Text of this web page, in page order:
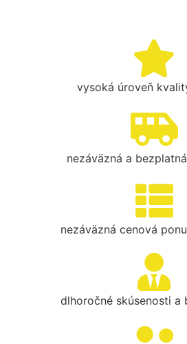
vysoká úroveň
nezáväzná a
nezáväzná cenová
dlhoročné skúsenosti a